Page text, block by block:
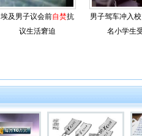
埃及男子议会前自焚抗
议生活窘迫
男子驾车冲入
名小学生